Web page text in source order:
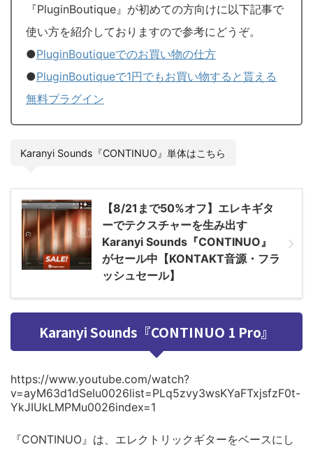
『PluginBoutique』が初めての方向けに以下記事で
使い方を紹介しておりますので参考にどうぞ。
●PluginBoutiqueでのお買い物の仕方
●PluginBoutiqueで1円でもお買い物すると貰える
無料プラグイン
Karanyi Sounds『CONTINUO』単体はこちら
【8/21まで50%オフ】エレキギタ
ーでテクスチャーを生み出す
Karanyi Sounds『CONTINUO』
がセール中【KONTAKT音源・フラ
ッシュセール】
Karanyi Sounds『CONTINUO 1 Pro』
https://www.youtube.com/watch?
v=ayM63d1dSeIu0026list=PLq5zvy3wsKYaFTxjsfzF0t-
YkJIUkLMPMu0026index=1
『CONTINUO』は、エレクトリックギターをベースにし